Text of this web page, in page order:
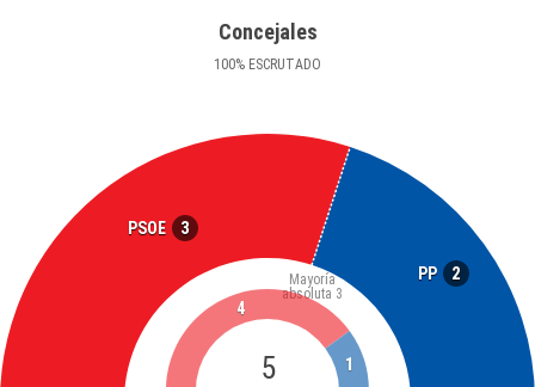
Concejales
100% ESCRUTADO
PSOE 3
PP 2
5
Mayoría
absoluta 3
4
1